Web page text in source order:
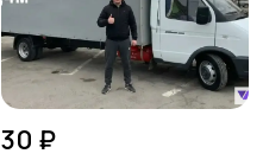
Фото- и видеосъемка
30 ₽